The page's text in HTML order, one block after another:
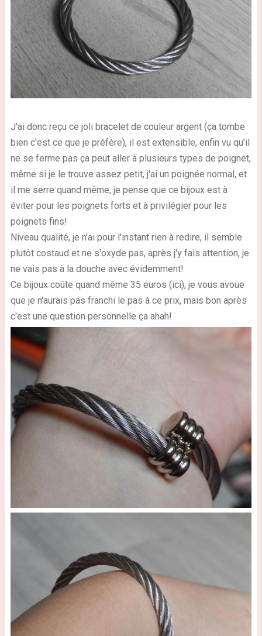
J'ai donc reçu ce joli bracelet de couleur argent (ça tombe
bien c'est ce que je préfère), il est extensible, enfin vu qu'il
ne se ferme pas ça peut aller à plusieurs types de poignet,
même si je le trouve assez petit, j'ai un poignée normal, et
il me serre quand même, je pense que ce bijoux est à
éviter pour les poignets forts et à privilégier pour les
poignets fins!
Niveau qualité, je n'ai pour l'instant rien à redire, il semble
plutôt costaud et ne s'oxyde pas, après j'y fais attention, je
ne vais pas à la douche avec évidemment!
Ce bijoux coûte quand même 35 euros (ici), je vous avoue
que je n'aurais pas franchi le pas à ce prix, mais bon après
c'est une question personnelle ça ahah!